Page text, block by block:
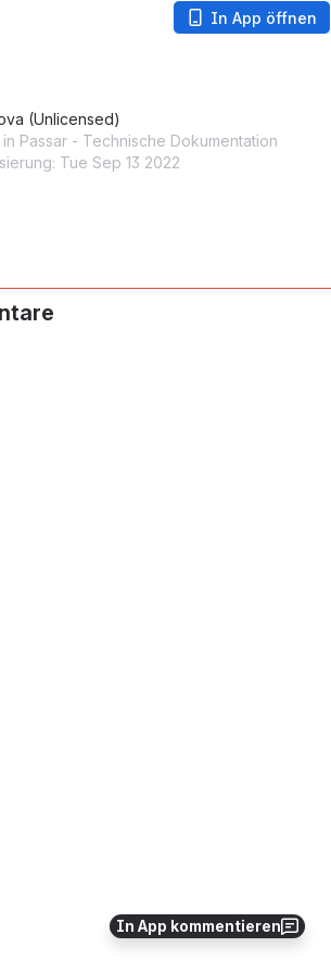
In App öffnen
In App kommentieren
(Unlicensed)
Passar - Technische Dokumentation
Tue Sep 13 2022